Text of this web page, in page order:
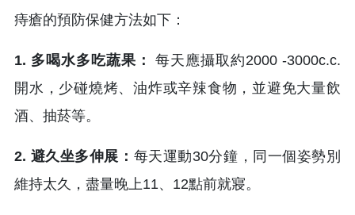
痔瘡的預防保健方法如下：
1. 多喝水多吃蔬果：
每天應攝取約2000 -3000c.c.
開水，少碰燒烤、油炸或辛辣食物，並避免大量飲
酒、抽菸等。
2. 避久坐多伸展： 每天運動30分鐘，同一個姿勢別
維持太久，盡量晚上11、12點前就寢。